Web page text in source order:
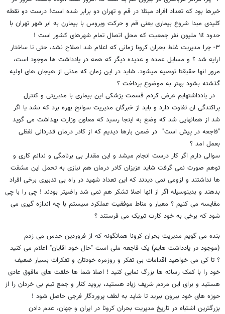
خبرها بود که تعداد افراد مبتلا در قم و تهران دو برابر شده است! درست دو نقطه
کلیدی مبدا شروع بیماری یعنی قم و حرکت ویروس با بیمارن به ابر شهر تهران با
حدود ١٤ ملیون نفر جمعیت که محل اتصال تمام شهرهای کشور است !
٣- چرا مدیریت غلط بحران کرونا زمانی که اعلام شد اصلاح نشد، حتی تا ساختار
ارایه شد ؟ و مسایل عمده و عدیده دیگر که همه در یادداشت ها موجود است،
مرور انها حقیقتا توصیه میشود. شاید در این زمان که مدتی از هیجان های اولیه
گذشته بشود بهتر به موضوع پرداخت ؟
در یادداشتهایم عرض کردم قسمت پزشکی این بیماری با مدیریتی و کنترل
پراکندگی ان تفاوت دارد و باید از خبرگان مدیریت سوانح بهره برد که نشد یا اگر
شد از همانهایی شد که وضع به اینجا رسید که معاون وزارت بهداشت می گوید
"فاجعه در پیش است" در ضمن بارها دیدیم که از کادر درمان قدردانی لفظی
بعمل امد ؟
سوالی دارم اگر کار درست انجام میشد و این مقدار بی برنامگی و ندانم کاری و
توهم صورت نمی گرفت شاید عزیزان کادر درمان هم نیازی به تحمل این مشقت
ها نداشتند و لزومی نمی دیدند که این تعداد شهید در راه بی تدبیری برخی افراد
بدهند و بدینوسیله اگر از انها اصلا تشکر هم نمی شد راضیتر بودند ! چی را با چی
مقایسه می کنیم ؟ معیار و مناط موفقیت عملکرد سیستم با چه اندازه گیری می
شود که برخی به خود کارت تبریک می فرستند ؟
بنده می گویم مدیریت بحران کرونا همانگونه که از فروردین حدس می زدم
(موجود در یادداشت هایم) یک فاجعه ملی است "حال خود اقایان" اعلام می کنید
؟ تا کی می خواهید اقدامات بی تفکر و روزمره خودتان و تفکرات بسیار ضعیف
خود را با کمک رسانه ها بزرگ نمایی کنید ! اصلا شما ها خلقت های مافوق عادی
هستید و برای این مردم شریف زیاد هستید، بروید کنار و جمع تیم بی خردان را از
حوزه های خود بیرون ببرید تا شاید به لطف پروردگار فرجی حاصل شود !
بزرگترین اشتباه در تاریخ مدیریت بحران کرونا در ایران و جهان، عدم دادن